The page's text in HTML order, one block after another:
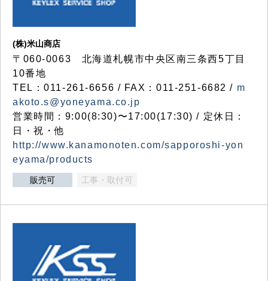
(株)米山商店
〒060-0063 北海道札幌市中央区南三条西5丁目
10番地
TEL：011-261-6656 / FAX：011-251-6682 / m
akoto.s@yoneyama.co.jp
営業時間：9:00(8:30)〜17:00(17:30) / 定休日：
日・祝・他
http://www.kanamonoten.com/sapporoshi-yon
eyama/products
販売可 工事・取付可